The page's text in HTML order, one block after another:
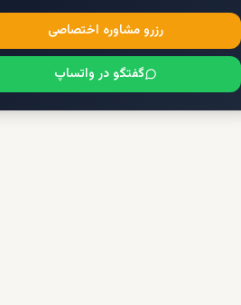
رزرو مشاوره اختصاصی
گفتگو در واتساپ